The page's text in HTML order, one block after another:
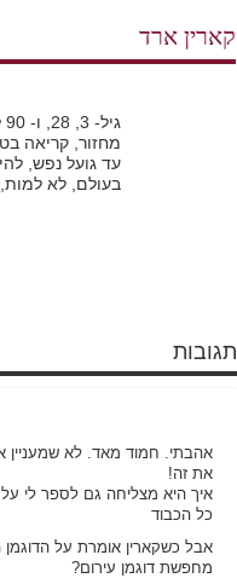
קארין ארד
מחזור, קריאה
עד גועל נפש,
בעולם, לא
תגובות
אהבתי. חמוד מאד. לא שמעניין
את זה!
איך היא מצליחה גם לספר לי על
כל הכבוד
אבל כשקארין אומרת על הדוגמן
מחפשת דוגמן עירום?